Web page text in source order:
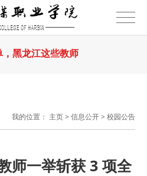
2026-07-23
炼过硬本领--哈尔
2026-07-23
，黑龙江这些教师
2026-07-31
立和践行正确政绩
2026-07-31
届黑龙江省高校辅
我的位置： 主页> 信息公开> 校园公告
师一举斩获 3 项全